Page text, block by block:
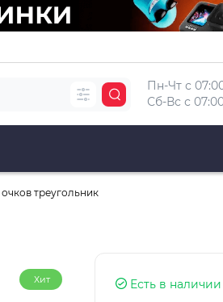
Пн-Чт с
Сб-Вс с
треугольник
Хит Есть в наличии